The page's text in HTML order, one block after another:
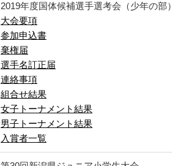
2019年度国体候補選手選考会（少年の部）
大会要項
参加申込書
棄権届
選手名訂正届
連絡事項
組合せ結果
女子トーナメント結果
男子トーナメント結果
入賞者一覧